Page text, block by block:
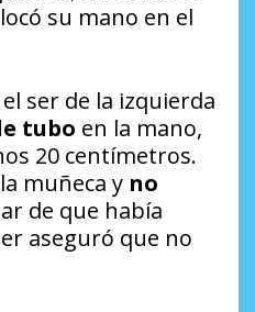
su mano en el
ser de la izquierda
tubo en la mano,
20 centímetros.
muñeca y no
de que había
aseguró que no